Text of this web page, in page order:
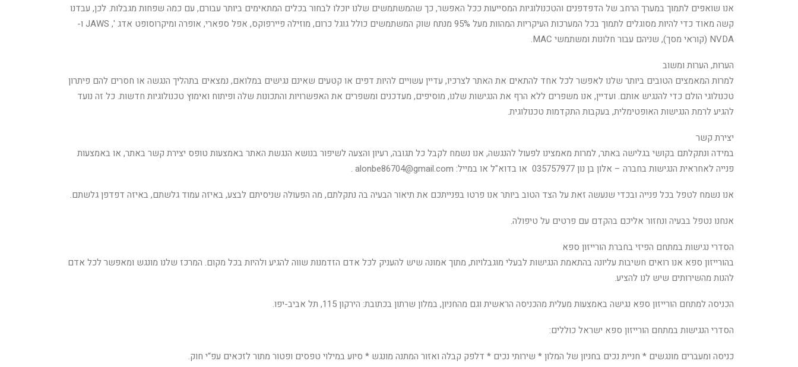
אנו שואפים לתמוך במערך הרחב של הדפדפנים והטכנולוגיות המסייעות ככל האפשר, כך שהמשתמשים שלנו יוכלו לבחור בכלים המתאימים ביותר עבורם, עם כמה שפחות מגבלות. לכן, עבדנו
קשה מאוד כדי להיות מסוגלים לתמוך בכל המערכות העיקריות המהוות מעל 95% מנתח שוק המשתמשים כולל גוגל כרום, מוזילה פיירפוקס, אפל ספארי, אופרה ומיקרוסופט אדג ', JAWS ו-
NVDA (קוראי מסך), שניהם עבור חלונות ומשתמשי MAC.
הערות, הערות ומשוב
למרות המאמצים הטובים ביותר שלנו לאפשר לכל אחד להתאים את האתר לצרכיו, עדיין עשויים להיות דפים או קטעים שאינם נגישים במלואם, נמצאים בתהליך הנגשה או חסרים להם פיתרון
טכנולוגי הולם כדי להנגיש אותם. ועדיין, אנו משפרים ללא הרף את הנגישות שלנו, מוסיפים, מעדכנים ומשפרים את האפשרויות והתכונות שלה ופיתוח ואימוץ טכנולוגיות חדשות. כל זה נועד
להגיע לרמת הנגישות האופטימלית, בעקבות התקדמות טכנולוגית.
יצירת קשר
במידה ונתקלתם בקושי בגלישה באתר, למרות מאמצינו לפעול להנגשה, אנו נשמח לקבל כל תגובה, רעיון והצעה לשיפור בנושא הנגשת האתר באמצעות טופס יצירת קשר באתר, או באמצעות
פנייה לאחראית הנגישות בחברה – אלון בן נון 035757977 או בדוא"ל או במייל: alonbe86704@gmail.com .
אנו נשמח לטפל בכל פנייה ובכדי שנעשה זאת על הצד הטוב ביותר אנו פרטו בפנייתכם את תיאור הבעיה בה נתקלתם, מה הפעולה שניסיתם לבצע, באיזה עמוד גלשתם, באיזה דפדפן גלשתם.
אנחנו נטפל בבעיה ונחזור אליכם בהקדם עם פרטים על טיפולה.
הסדרי נגישות במתחם הפיזי בחברת הורייזון ספא
בהורייזון ספא אנו רואים חשיבות עליונה בהתאמת הנגישות לבעלי מוגבלויות, מתוך אמונה שיש להעניק לכל אדם הזדמנות שווה להגיע ולהיות בכל מקום. המרכז שלנו מונגש ומאפשר לכל אדם
להנות מהשירותים שיש לנו להציע.
הכניסה למתחם הורייזון ספא נגישה באמצעות מעלית מהכניסה הראשית וגם מהחניון, במלון שרתון בכתובת: הירקון 115, תל אביב-יפו.
הסדרי הנגישות במתחם הורייזון ספא ישראל כוללים:
כניסה ומעברים מונגשים * חניית נכים בחניון של המלון * שירותי נכים * דלפק קבלה ואזור המתנה מונגש * סיוע במילוי טפסים ופטור מתור לזכאים עפ“י חוק.